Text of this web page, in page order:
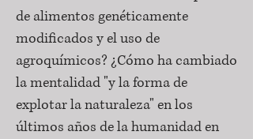
de alimentos genéticamente
modificados y el uso de
agroquímicos? ¿Cómo ha cambiado
la mentalidad "y la forma de
explotar la naturaleza" en los
últimos años de la humanidad en